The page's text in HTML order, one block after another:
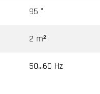
95 °
2 m²
50...60 Hz